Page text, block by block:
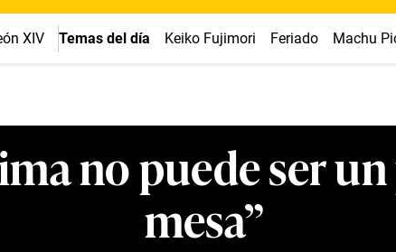
XIV Temas del día Keiko Fujimori Feriado Machu
no puede ser
mesa”